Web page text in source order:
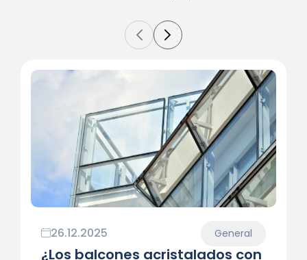
26.12.2025 General
¿Los balcones acristalados con